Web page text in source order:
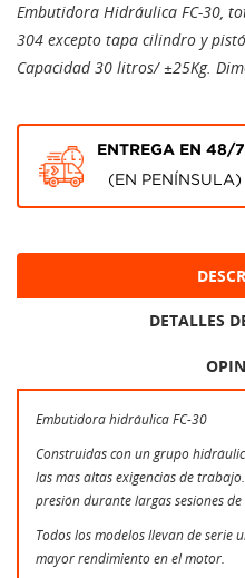
Embutidora Hidráulica FC-30,
304 excepto tapa cilindro y
Capacidad 30 litros/ ±25Kg.
ENTREGA EN 48/
(EN PENÍNSULA)
DETALLES
Embutidora hidráulica FC-30
Construidas con un grupo
las mas altas exigencias de
presión durante largas sesiones
Todos los modelos llevan de
mayor rendimiento en el motor.